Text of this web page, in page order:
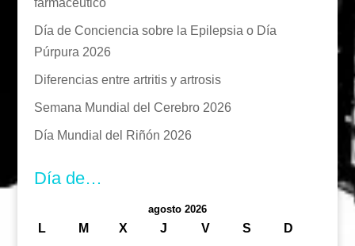
Día de Conciencia sobre la Epilepsia o Día
Púrpura 2026
Diferencias entre artritis y artrosis
Semana Mundial del Cerebro 2026
Día Mundial del Riñón 2026
Día de…
agosto 2026
L M X J V S
D